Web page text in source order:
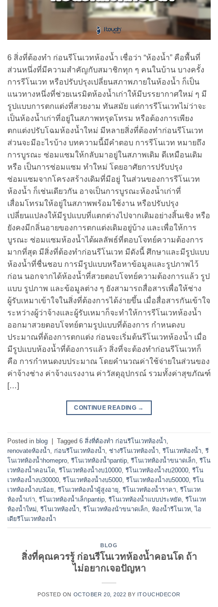
6 สิ่งที่ต้องทำ ก่อนรีโนเวทห้องน้ำ เชื่อว่า “ห้องน้ำ” คือพื้นที่
ส่วนหนึ่งที่มีความสำคัญกับสมาชิกทุก ๆ คนในบ้าน บางครั้ง
การรีโนเวท หรือปรับปรุงเปลี่ยนสภาพภายในห้องน้ำ ก็เป็น
แนวทางหนึ่งที่ช่วยเนรมิตห้องน้ำเก่าให้มีบรรยากาศใหม่ ๆ มี
รูปแบบการตกแต่งที่สวยงาม ทันสมัย แต่การรีโนเวทไม่ว่าจะ
เป็นห้องน้ำเก่าที่อยู่ในสภาพทรุดโทรม หรือต้องการเพียง
ตกแต่งปรับโฉมห้องน้ำใหม่ มีหลายสิ่งที่ต้องทำก่อนรีโนเวท
ส่วนจะมีอะไรบ้าง บทความนี้มีคำตอบ การรีโนเวท หมายถึง
การบูรณะ ซ่อมแซมให้กลับมาอยู่ในสภาพเดิม ดีเหมือนเดิม
หรือ เป็นการซ่อมแซม ทำใหม่ โดยอาศัยการปรับปรุง
ซ่อมแซมจากโครงสร้างเดิมที่มีอยู่ ในส่วนของการรีโนเวท
ห้องน้ำ ก็เช่นเดียวกัน อาจเป็นการบูรณะห้องน้ำเก่าที่
เสื่อมโทรมให้อยู่ในสภาพพร้อมใช้งาน หรือปรับปรุง
เปลี่ยนแปลงให้มีรูปแบบที่แตกต่างไปจากเดิมอย่างสิ้นเชิง หรือ
ยังคงมีกลิ่นอายของการตกแต่งเดิมอยู่บ้าง และเพื่อให้การ
บูรณะ ซ่อมแซมห้องน้ำได้ผลลัพธ์ที่ตอบโจทย์ความต้องการ
มากที่สุด มีสิ่งที่ต้องทำก่อนรีโนเวท มีดังนี้ ศึกษาและมีรูปแบบ
ห้องน้ำที่ชื่นชอบ การมีรูปแบบหรือหาข้อมูลและรูปภาพไว้
ก่อน นอกจากได้ห้องน้ำที่สวยตอบโจทย์ความต้องการแล้ว รูป
แบบ รูปภาพ และข้อมูลต่าง ๆ ยังสามารถสื่อสารเพื่อให้ช่าง
ผู้รับเหมาเข้าใจในสิ่งที่ต้องการได้ง่ายขึ้น เมื่อสื่อสารกันเข้าใจ
ระหว่างผู้ว่าจ้างและผู้รับเหมาก็จะทำให้การรีโนเวทห้องน้ำ
ออกมาสวยตอบโจทย์ตามรูปแบบที่ต้องการ กำหนดงบ
ประมาณที่ต้องการตกแต่ง ก่อนจะเริ่มต้นรีโนเวทห้องน้ำ เมื่อ
มีรูปแบบห้องน้ำที่ต้องการแล้ว สิ่งที่จะต้องทำก่อนรีโนเวทก็
คือ การกำหนดงบประมาณ โดยคำนวณค่าใช้จ่ายในส่วนของ
ค่าจ้างช่าง ค่าจ้างแรงงาน ค่าวัสดุอุปกรณ์ รวมทั้งค่าสุขภัณฑ์
[…]
CONTINUE READING →
Posted in blog | Tagged 6 สิ่งที่ต้องทำ ก่อนรีโนเวทห้องน้ำ
renovateห้องน้ำ
ก่อนรีโนเวทห้องน้ำ ช่างรีโนเวทห้องน้ำ รีโนเวทห้องน้ำ รี
โนเวทห้องน้ำhomepro รีโนเวทห้องน้ำpantip รีโนเวทห้องน้ำขนาดเล็ก รีโน
เวทห้องน้ำคอนโด รีโนเวทห้องน้ำงบ10000 รีโนเวทห้องน้ำงบ20000 รีโน
เวทห้องน้ำงบ30000 รีโนเวทห้องน้ำงบ5000 รีโนเวทห้องน้ำงบ50000 รีโน
เวทห้องน้ำงบน้อย รีโนเวทห้องน้ำผู้สูงอายุ รีโนเวทห้องน้ำราคา รีโนเวท
ห้องน้ำเก่า รีโนเวทห้องน้ำเล็กpantip รีโนเวทห้องน้ำแบบประหยัด รีโนเวท
ห้องน้ำใหม่ รีโนเวทห้องนํ้า รีโนเวทห้องน้ําขนาดเล็ก ห้องน้ำรีโนเวท ,ไอ
เดียรีโนเวทห้องน้ำ
BLOG
สิ่งที่คุณควรรู้ ก่อนรีโนเวทห้องน้ำคอนโด ถ้า
ไม่อยากเจอปัญหา
POSTED ON OCTOBER 20, 2022 BY ITOUCHDECOR